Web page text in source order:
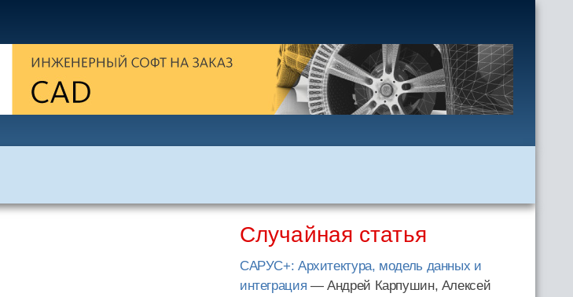
Случайная статья
САРУС+: Архитектура, модель данных и
интеграция — Андрей Карпушин, Алексей